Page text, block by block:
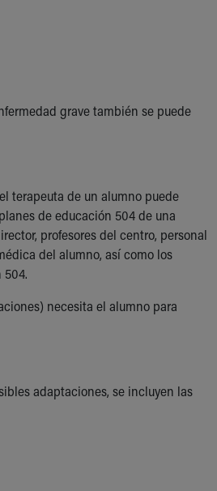
grave también se puede
terapeuta de un alumno puede
de educación 504 de una
profesores del centro, personal
del alumno, así como los
necesita el alumno para
adaptaciones, se incluyen las